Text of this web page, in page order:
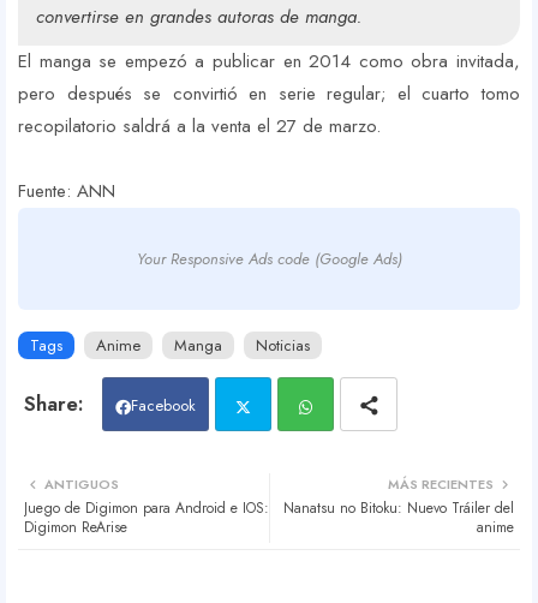
convertirse en grandes autoras de manga.
El manga se empezó a publicar en 2014 como obra invitada,
pero después se convirtió en serie regular; el cuarto tomo
recopilatorio saldrá a la venta el 27 de marzo.
Fuente: ANN
Your Responsive Ads code (Google Ads)
Tags Anime Manga Noticias
Facebook
ter atsa
MÁS RECIENTES
Nanatsu no Bitoku: Nuevo Tráiler del
anime
ANTIGUOS
Juego de Digimon para Android e IOS:
Digimon ReArise